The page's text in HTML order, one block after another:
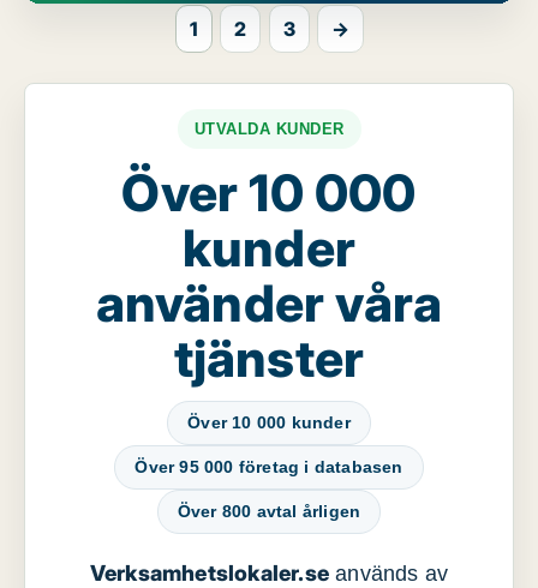
1 2 3 →
UTVALDA KUNDER
Över 10 000
kunder
använder våra
tjänster
Över 10 000 kunder
Över 95 000 företag i databasen
Över 800 avtal årligen
Verksamhetslokaler.se används av